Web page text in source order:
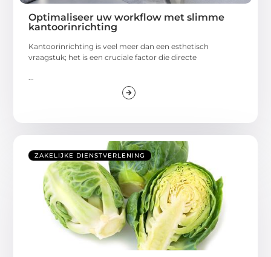
Optimaliseer uw workflow met slimme
kantoorinrichting
Kantoorinrichting is veel meer dan een esthetisch
vraagstuk; het is een cruciale factor die directe
ZAKELIJKE DIENSTVERLENING